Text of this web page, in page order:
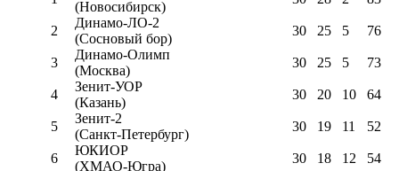
(Новосибирск)
2
Динамо-ЛО-2
(Сосновый бор)
30 25 5 76
3
Динамо-Олимп
(Москва)
30 25 5 73
4
Зенит-УОР
(Казань)
30 20 10 64
5
Зенит-2
(Санкт-Петербург)
30 19 11 52
6
ЮКИОР
(ХМАО-Югра)
30 18 12 54